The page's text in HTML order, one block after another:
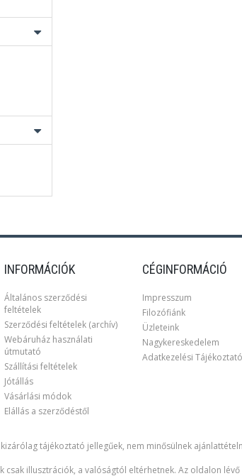
INFORMÁCIÓK
Általános szerződési
feltételek
Szerződési feltételek (archív)
Webáruház használati
útmutató
Szállítási feltételek
Jótállás
Vásárlási módok
Elállás a szerződéstől
CÉGINFORMÁCIÓ
Impresszum
Filozófiánk
Üzleteink
Nagykereskedelem
Adatkezelési Tájékoztató
tájékoztató jellegűek, nem minősülnek
csak illusztrációk, a valóságtól eltérhetnek. Az oldalon